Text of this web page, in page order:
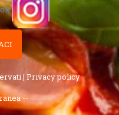
| Privacy policy
--